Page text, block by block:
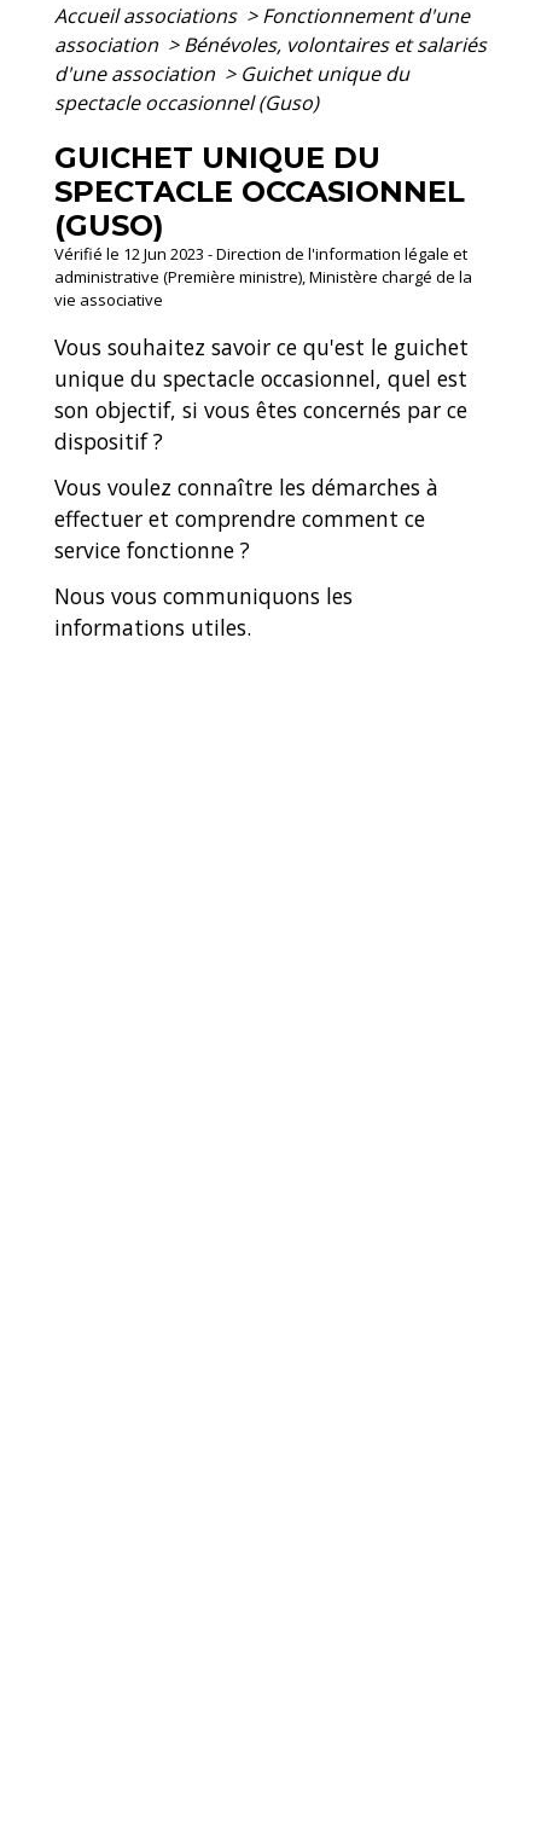
Accueil associations > Fonctionnement d'une
association > Bénévoles, volontaires et salariés
d'une association > Guichet unique du
spectacle occasionnel (Guso)
GUICHET UNIQUE DU
SPECTACLE OCCASIONNEL
(GUSO)
Vérifié le 12 Jun 2023 - Direction de l'information légale et
administrative (Première ministre), Ministère chargé de la
vie associative
Vous souhaitez savoir ce qu'est le guichet
unique du spectacle occasionnel, quel est
son objectif, si vous êtes concernés par ce
dispositif ?
Vous voulez connaître les démarches à
effectuer et comprendre comment ce
service fonctionne ?
Nous vous communiquons les
informations utiles.